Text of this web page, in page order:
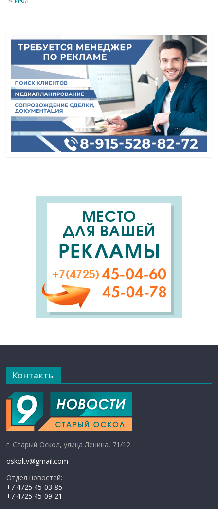
Контакты
г. Старый Оскол, улица Ленина, 71/12
oskoltv@gmail.com
Отдел новостей:
+7 4725 45-03-85
+7 4725 45-09-21